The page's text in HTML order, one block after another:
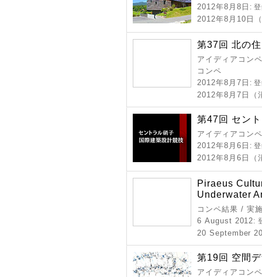
2012年8月8日 :
2012年8月10日
第37回 北の
アイディアコン
コンペ
2012年8月7日 :
2012年8月7日（
第47回 セン
アイディアコン
2012年8月6日 :
2012年8月6日（
Piraeus
Underwater
コンペ結果 / 実
6 August 2012:
20 September
第19回 空間
アイディアコン